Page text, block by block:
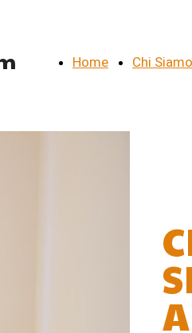
Home Chi Siamo